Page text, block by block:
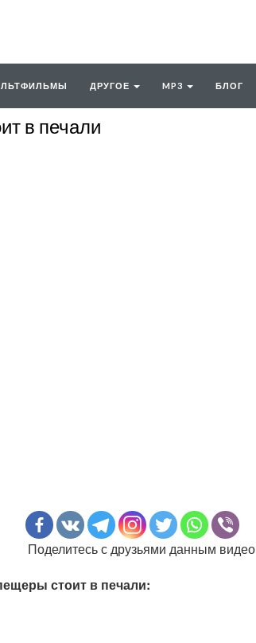
ДРУГОЕ MP3 БЛОГ
в печали
Поделитесь с друзьями данным видео
стоит в печали: